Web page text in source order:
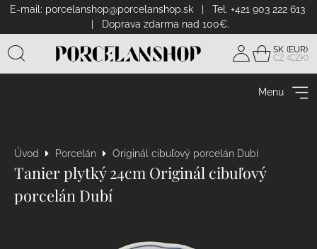
E-mail: porcelanshop@porcelanshop.sk| Tel. +421 903 222 613
| Doprava zdarma nad 100€.
Prihlásiť
SK
CZ
Menu
Úvod Porcelán Originál cibuľový porcelán Dubí
Tanier plytký 24cm Originál cibuľový
porcelán Dubí